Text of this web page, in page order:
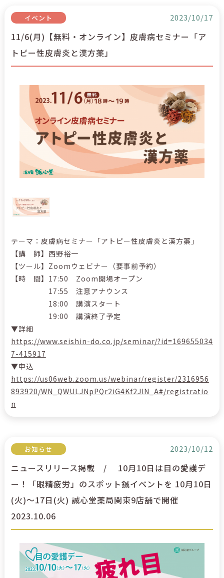
イベント 2023/10/17
11/6(月)【無料・オンライン】皮膚病セミナー「ア
トピー性皮膚炎と漢方薬」
テーマ：皮膚病セミナー「アトピー性皮膚炎と漢方薬」
【講 師】西野裕一
【ツール】Zoomウェビナー（要事前予約）
【時 間】17:50 Zoom開場オープン
17:55 注意アナウンス
18:00 講演スタート
19:00 講演終了予定
▼詳細
https://www.seishin-do.co.jp/seminar/?id=169655034
7-415917
▼申込
https://us06web.zoom.us/webinar/register/2316956
893920/WN_QWULJNpPQr2iG4Kf2JlN_A#/registratio
n
お知らせ 2023/10/12
ニュースリリース掲載 / 10月10日は目の愛護デ
ー！「眼精疲労」のスポット鍼イベントを 10月10日
(火)～17日(火) 誠心堂薬局関東9店舗で開催
2023.10.06